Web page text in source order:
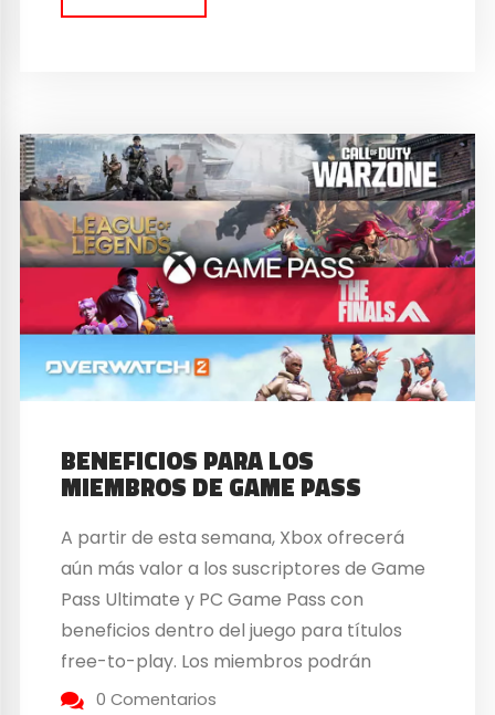
BENEFICIOS PARA LOS
MIEMBROS DE GAME PASS
A partir de esta semana, Xbox ofrecerá
aún más valor a los suscriptores de Game
Pass Ultimate y PC Game Pass con
beneficios dentro del juego para títulos
free-to-play. Los miembros podrán
desbloquear objetos como cosméticos,
0 Comentarios